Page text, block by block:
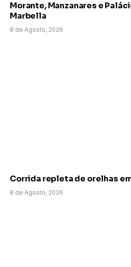
Morante, Manzanares e
Marbella
8 de Agosto, 2026
Corrida repleta de orelhas
8 de Agosto, 2026